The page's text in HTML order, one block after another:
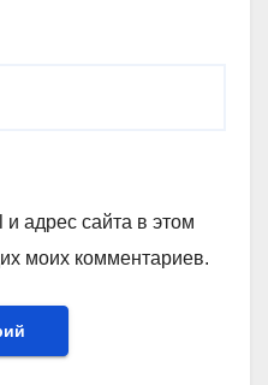
адрес сайта в этом
моих комментариев.